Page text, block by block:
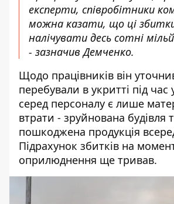
експерти, співробітники
можна казати, що ці
налічувати десь сотні
- зазначив Демченко.
Щодо працівників він
перебували в укритті під час
серед персоналу є лише
втрати - зруйнована будівля
пошкоджена продукція
Підрахунок збитків на
оприлюднення ще тривав.